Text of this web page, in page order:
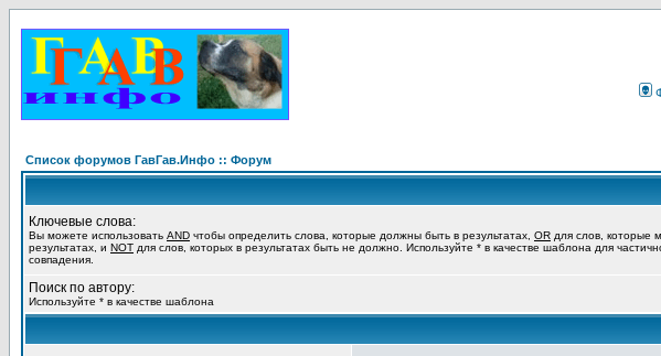
Список форумов ГавГав.Инфо :: Форум
Ключевые слова:
Вы можете использовать AND чтобы определить слова, которые должны быть в результатах, OR для слов, которые
результатах, и NOT для слов, которых в результатах быть не должно. Используйте * в качестве шаблона для
совпадения.
Поиск по автору:
Используйте * в качестве шаблона